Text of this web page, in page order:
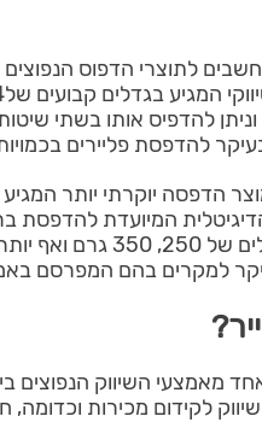
נחשבים לתוצרי הדפוס
של 100, 200 ועד 500 יחידות. הדפסת פליירים מתבצעת על גבי נייר
המיועדת להדפסת
ניירות כרומו
למקרים בהם המפרסם
מאמצעי השיווק
לקידום מכירות